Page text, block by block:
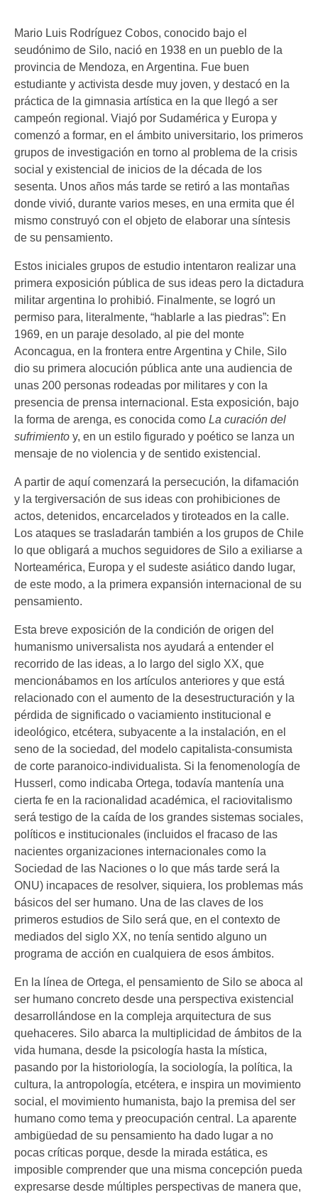
Mario Luis Rodríguez Cobos, conocido bajo el
seudónimo de Silo, nació en 1938 en un pueblo de la
provincia de Mendoza, en Argentina. Fue buen
estudiante y activista desde muy joven, y destacó en la
práctica de la gimnasia artística en la que llegó a ser
campeón regional. Viajó por Sudamérica y Europa y
comenzó a formar, en el ámbito universitario, los primeros
grupos de investigación en torno al problema de la crisis
social y existencial de inicios de la década de los
sesenta. Unos años más tarde se retiró a las montañas
donde vivió, durante varios meses, en una ermita que él
mismo construyó con el objeto de elaborar una síntesis
de su pensamiento.
Estos iniciales grupos de estudio intentaron realizar una
primera exposición pública de sus ideas pero la dictadura
militar argentina lo prohibió. Finalmente, se logró un
permiso para, literalmente, “hablarle a las piedras”: En
1969, en un paraje desolado, al pie del monte
Aconcagua, en la frontera entre Argentina y Chile, Silo
dio su primera alocución pública ante una audiencia de
unas 200 personas rodeadas por militares y con la
presencia de prensa internacional. Esta exposición, bajo
la forma de arenga, es conocida como La curación del
sufrimiento y, en un estilo figurado y poético se lanza un
mensaje de no violencia y de sentido existencial.
A partir de aquí comenzará la persecución, la difamación
y la tergiversación de sus ideas con prohibiciones de
actos, detenidos, encarcelados y tiroteados en la calle.
Los ataques se trasladarán también a los grupos de Chile
lo que obligará a muchos seguidores de Silo a exiliarse a
Norteamérica, Europa y el sudeste asiático dando lugar,
de este modo, a la primera expansión internacional de su
pensamiento.
Esta breve exposición de la condición de origen del
humanismo universalista nos ayudará a entender el
recorrido de las ideas, a lo largo del siglo XX, que
mencionábamos en los artículos anteriores y que está
relacionado con el aumento de la desestructuración y la
pérdida de significado o vaciamiento institucional e
ideológico, etcétera, subyacente a la instalación, en el
seno de la sociedad, del modelo capitalista-consumista
de corte paranoico-individualista. Si la fenomenología de
Husserl, como indicaba Ortega, todavía mantenía una
cierta fe en la racionalidad académica, el raciovitalismo
será testigo de la caída de los grandes sistemas sociales,
políticos e institucionales (incluidos el fracaso de las
nacientes organizaciones internacionales como la
Sociedad de las Naciones o lo que más tarde será la
ONU) incapaces de resolver, siquiera, los problemas más
básicos del ser humano. Una de las claves de los
primeros estudios de Silo será que, en el contexto de
mediados del siglo XX, no tenía sentido alguno un
programa de acción en cualquiera de esos ámbitos.
En la línea de Ortega, el pensamiento de Silo se aboca al
ser humano concreto desde una perspectiva existencial
desarrollándose en la compleja arquitectura de sus
quehaceres. Silo abarca la multiplicidad de ámbitos de la
vida humana, desde la psicología hasta la mística,
pasando por la historiología, la sociología, la política, la
cultura, la antropología, etcétera, e inspira un movimiento
social, el movimiento humanista, bajo la premisa del ser
humano como tema y preocupación central. La aparente
ambigüedad de su pensamiento ha dado lugar a no
pocas críticas porque, desde la mirada estática, es
imposible comprender que una misma concepción pueda
expresarse desde múltiples perspectivas de manera que,